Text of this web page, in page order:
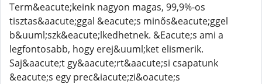
Term&eacute;keink nagyon magas, 99,9%-os
tisztas&aacute;ggal &eacute;s minős&eacute;ggel
b&uuml;szk&eacute;lkedhetnek. &Eacute;s ami a
legfontosabb, hogy erej&uuml;ket elismerik.
Saj&aacute;t gy&aacute;rt&aacute;si csapatunk
&eacute;s egy prec&iacute;zi&oacute;s